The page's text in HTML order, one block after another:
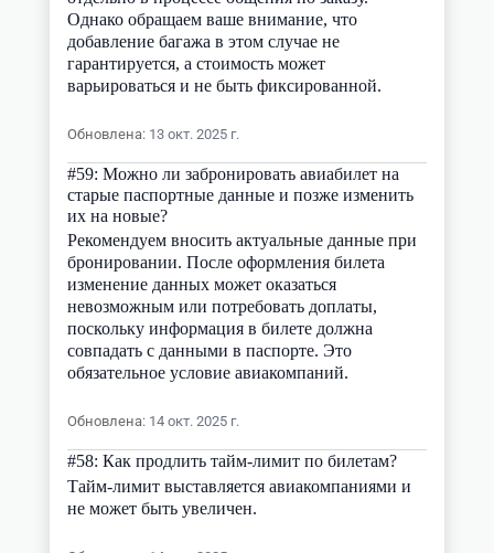
Однако обращаем ваше внимание, что
добавление багажа в этом случае не
гарантируется, а стоимость может
варьироваться и не быть фиксированной.
Обновлена: 13 окт. 2025 г.
#59: Можно ли забронировать авиабилет на
старые паспортные данные и позже изменить
их на новые?
Рекомендуем вносить актуальные данные при
бронировании. После оформления билета
изменение данных может оказаться
невозможным или потребовать доплаты,
поскольку информация в билете должна
совпадать с данными в паспорте. Это
обязательное условие авиакомпаний.
Обновлена: 14 окт. 2025 г.
#58: Как продлить тайм-лимит по билетам?
Тайм-лимит выставляется авиакомпаниями и
не может быть увеличен.